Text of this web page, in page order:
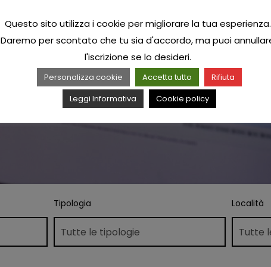
Tipologia Località
Questo sito utilizza i cookie per migliorare la tua esperienza.
Daremo per scontato che tu sia d'accordo, ma puoi
l'iscrizione se lo desideri.
Personalizza cookie Accetta tutto
Rifiuta
Leggi Informativa
Cookie policy